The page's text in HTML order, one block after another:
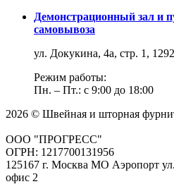
Демонстрационный зал и
самовывоза
ул. Докукина, 4а, стр. 1,
Режим работы:
Пн. – Пт.: с 9:00 до 18:00
2026 © Швейная и шторная
ООО "ПРОГРЕСС"
ОГРН: 1217700131956
125167 г. Москва МО Аэропорт
офис 2